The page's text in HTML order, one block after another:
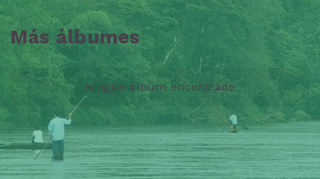
Más álbumes
Ningún álbum encontrado